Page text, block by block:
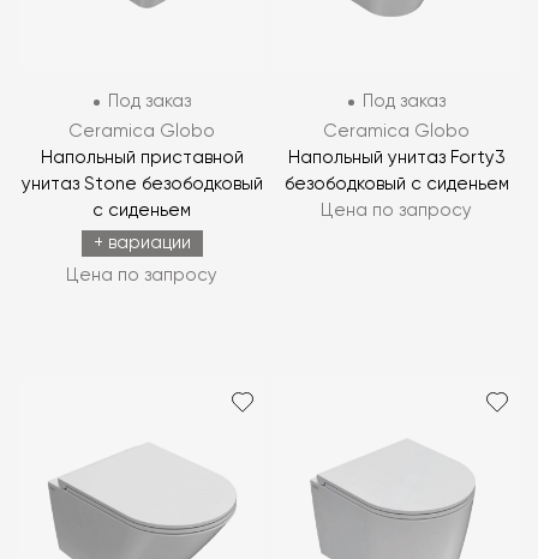
Под заказ
Ceramica Globo
Напольный приставной
унитаз Stone безободковый
с сиденьем
+ вариации
Цена по запросу
Под заказ
Ceramica Globo
Напольный унитаз Forty3
безободковый с сиденьем
Цена по запросу